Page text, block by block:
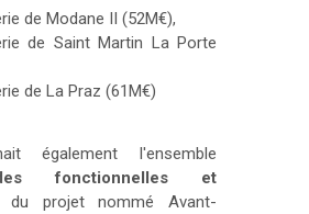
de Modane II (52M€),
de Saint Martin La Porte
de La Praz (61M€)
également l'ensemble
fonctionnelles et
du projet nommé Avant-